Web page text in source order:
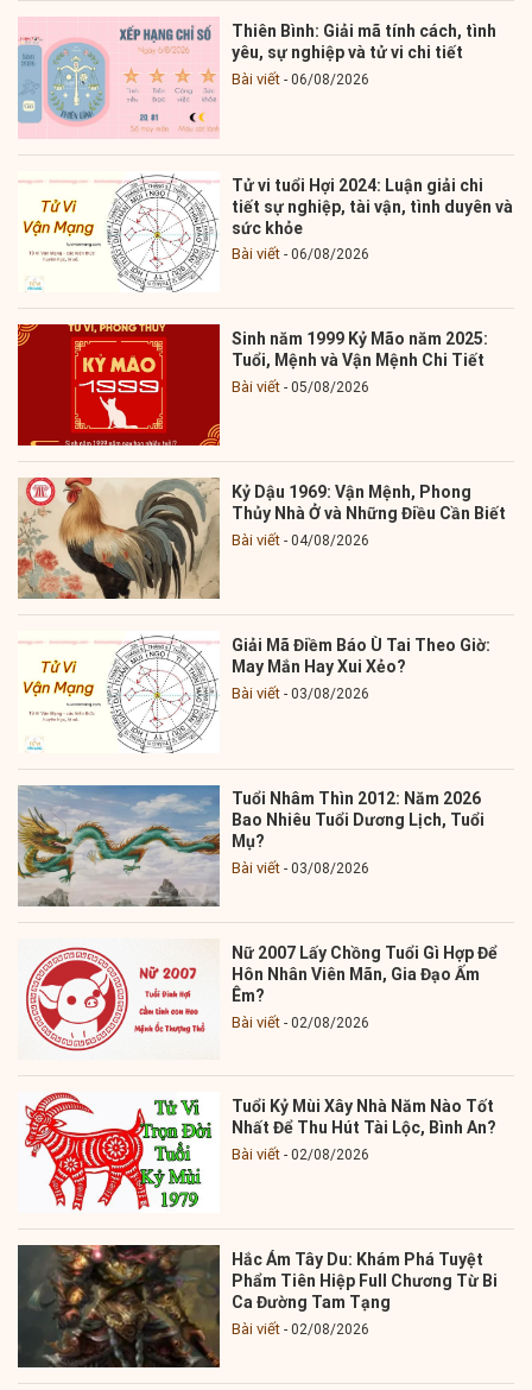
Thiên Bình: Giải mã tính cách, tình
yêu, sự nghiệp và tử vi chi tiết
Bài viết 06/08/2026
Tử vi tuổi Hợi 2024: Luận giải chi
tiết sự nghiệp, tài vận, tình duyên và
sức khỏe
Bài viết 06/08/2026
Sinh năm 1999 Kỷ Mão năm 2025:
Tuổi, Mệnh và Vận Mệnh Chi Tiết
Bài viết 05/08/2026
Kỷ Dậu 1969: Vận Mệnh, Phong
Thủy Nhà Ở và Những Điều Cần Biết
Bài viết 04/08/2026
Giải Mã Điềm Báo Ù Tai Theo Giờ:
May Mắn Hay Xui Xẻo?
Bài viết 03/08/2026
Tuổi Nhâm Thìn 2012: Năm 2026
Bao Nhiêu Tuổi Dương Lịch, Tuổi
Mụ?
Bài viết 03/08/2026
Nữ 2007 Lấy Chồng Tuổi Gì Hợp Để
Hôn Nhân Viên Mãn, Gia Đạo Ấm
Êm?
Bài viết 02/08/2026
Tuổi Kỷ Mùi Xây Nhà Năm Nào Tốt
Nhất Để Thu Hút Tài Lộc, Bình An?
Bài viết 02/08/2026
Hắc Ám Tây Du: Khám Phá Tuyệt
Phẩm Tiên Hiệp Full Chương Từ Bi
Ca Đường Tam Tạng
Bài viết 02/08/2026